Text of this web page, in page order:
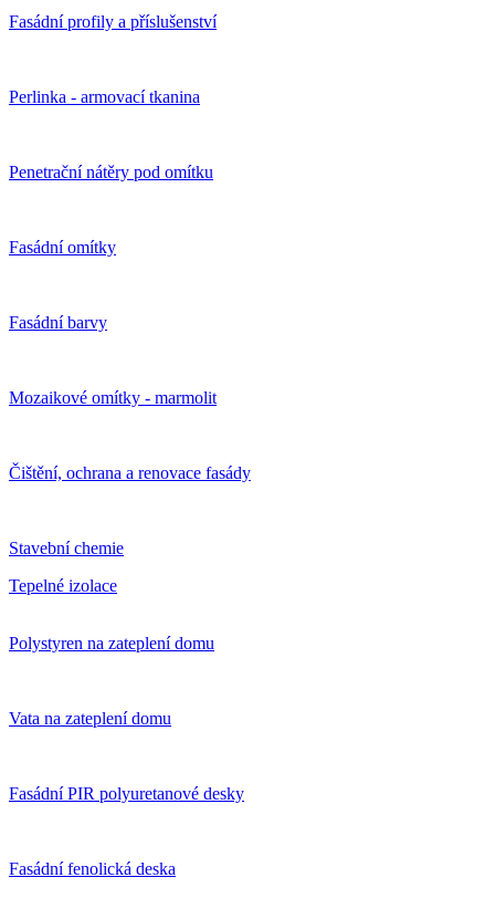
Fasádní profily a příslušenství
Perlinka - armovací tkanina
Penetrační nátěry pod omítku
Fasádní omítky
Fasádní barvy
Mozaikové omítky - marmolit
Čištění, ochrana a renovace fasády
Stavební chemie
Tepelné izolace
Polystyren na zateplení domu
Vata na zateplení domu
Fasádní PIR polyuretanové desky
Fasádní fenolická deska